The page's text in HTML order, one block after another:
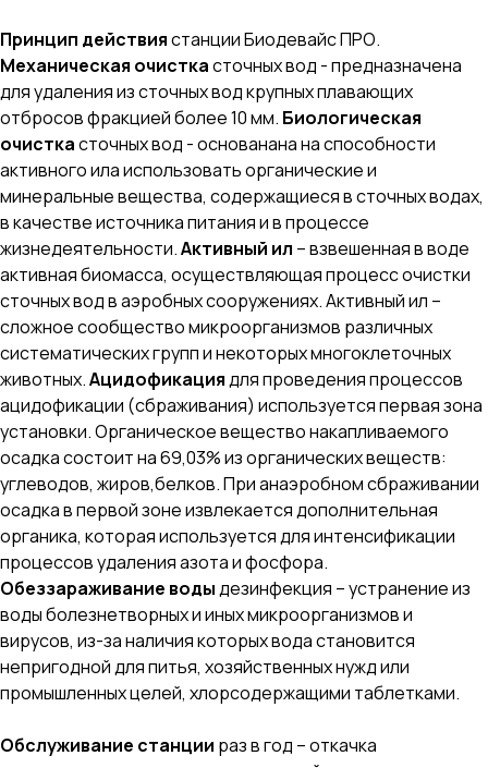
Принцип действиястанции Биодевайс ПРО.
Механическая очисткасточных вод - предназначена
для удаления из сточных вод крупных плавающих
отбросов фракцией более 10 мм. Биологическая
очисткасточных вод - основанана на способности
активного ила использовать органические и
минеральные вещества, содержащиеся в сточных водах,
в качестве источника питания и в процессе
жизнедеятельности.Активный ил – взвешенная в воде
активная биомасса, осуществляющая процесс очистки
сточных вод в аэробных сооружениях. Активный ил –
сложное сообщество микроорганизмов различных
систематических групп и некоторых многоклеточных
животных.Ацидофикациядля проведения процессов
ацидофикации (сбраживания) используется первая зона
установки. Органическое вещество накапливаемого
осадка состоит на 69,03% из органических веществ:
углеводов, жиров,белков. При анаэробном сбраживании
осадка в первой зоне извлекается дополнительная
органика, которая используется для интенсификации
процессов удаления азота и фосфора.
Обеззараживание водыдезинфекция – устранение из
воды болезнетворных и иных микроорганизмов и
вирусов, из-за наличия которых вода становится
непригодной для питья, хозяйственных нужд или
промышленных целей, хлорсодержащими таблетками.
Обслуживание станции раз в год – откачка